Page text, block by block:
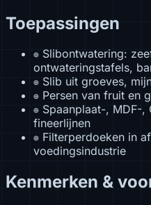
Toepassingen
⊕ Slibontwatering:
ontwateringstafels,
⊕ Slib uit groeves,
⊕ Persen van fruit en
⊕ Spaanplaat-, MDF-,
fineerlijnen
⊕ Filterperdoeken in
voedingsindustrie
Kenmerken &